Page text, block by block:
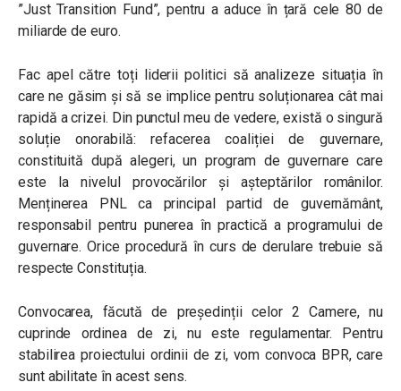
”Just Transition Fund”, pentru a aduce în țară cele 80 de
miliarde de euro.
Fac apel către toți liderii politici să analizeze situația în
care ne găsim și să se implice pentru soluționarea cât mai
rapidă a crizei. Din punctul meu de vedere, există o singură
soluție onorabilă: refacerea coaliției de guvernare,
constituită după alegeri, un program de guvernare care
este la nivelul provocărilor și așteptărilor românilor.
Menținerea PNL ca principal partid de guvernământ,
responsabil pentru punerea în practică a programului de
guvernare. Orice procedură în curs de derulare trebuie să
respecte Constituția.
Convocarea, făcută de președinții celor 2 Camere, nu
cuprinde ordinea de zi, nu este regulamentar. Pentru
stabilirea proiectului ordinii de zi, vom convoca BPR, care
sunt abilitate în acest sens.